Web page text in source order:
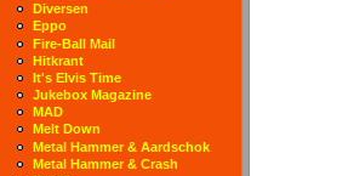
Diversen
Eppo
Fire-Ball Mail
Hitkrant
It's Elvis Time
Jukebox Magazine
MAD
Melt Down
Metal Hammer & Aardschok
Metal Hammer & Crash